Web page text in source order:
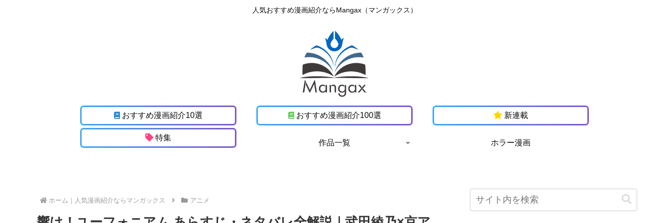
人気おすすめ漫画紹介ならMangax（マンガックス）
おすすめ漫画紹介10選 おすすめ漫画紹介100選 新連載
特集
作品一覧 ホラー漫画
ホーム アニメ